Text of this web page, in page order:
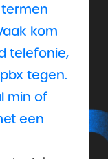
kom
telefonie,
tegen.
min of
een